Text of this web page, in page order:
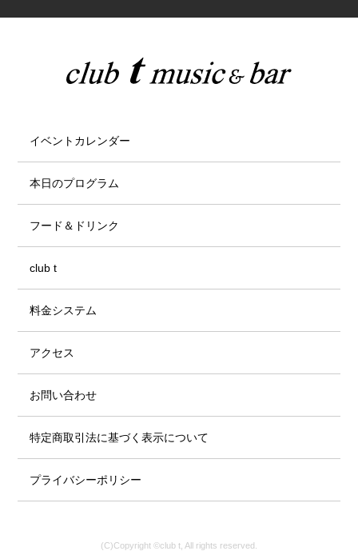
イベントカレンダー
本日のプログラム
フード＆ドリンク
club t
料金システム
アクセス
お問い合わせ
特定商取引法に基づく表示について
プライバシーポリシー
(C)Copyright ©club t, All rights reserved.